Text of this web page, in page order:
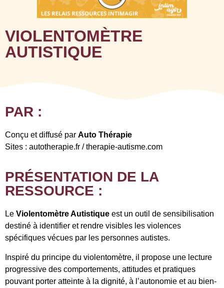
VIOLENTOMÈTRE
AUTISTIQUE
PAR :
Conçu et diffusé par Auto Thérapie
Sites : autotherapie.fr / therapie-autisme.com
PRÉSENTATION DE LA
RESSOURCE :
Le Violentomètre Autistique est un outil de sensibilisation
destiné à identifier et rendre visibles les violences
spécifiques vécues par les personnes autistes.
Inspiré du principe du violentomètre, il propose une lecture
progressive des comportements, attitudes et pratiques
pouvant porter atteinte à la dignité, à l’autonomie et au bien-